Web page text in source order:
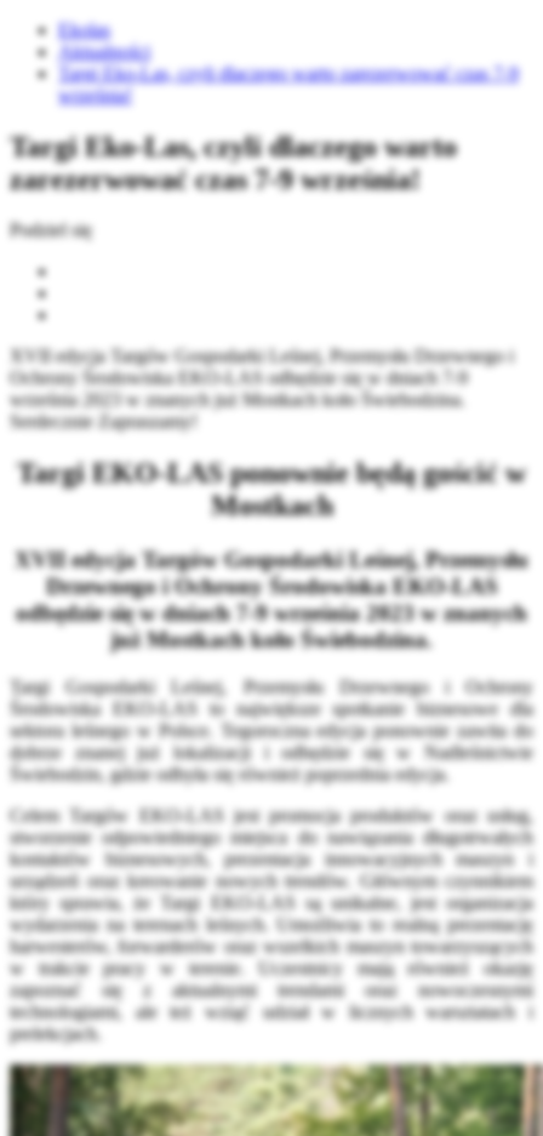
Ekolas
Aktualności
Targi Eko-Las, czyli dlaczego warto zarezerwować czas 7-9
września!
Targi Eko-Las, czyli dlaczego warto
zarezerwować czas 7-9 września!
Podziel się
XVII edycja Targów Gospodarki Leśnej, Przemysłu Drzewnego i
Ochrony Środowiska EKO-LAS odbędzie się w dniach 7-9
września 2023 w znanych już Mostkach koło Świebodzina.
Serdecznie Zapraszamy!
Targi EKO-LAS ponownie będą gościć w
Mostkach
XVII edycja Targów Gospodarki Leśnej, Przemysłu
Drzewnego i Ochrony Środowiska EKO-LAS
odbędzie się w dniach 7-9 września 2023 w znanych
już Mostkach koło Świebodzina.
Targi Gospodarki Leśnej, Przemysłu Drzewnego i Ochrony
Środowiska EKO-LAS to największe spotkanie biznesowe dla
sektora leśnego w Polsce. Tegoroczna edycja ponownie zawita do
dobrze znanej już lokalizacji i odbędzie się w Nadleśnictwie
Świebodzin, gdzie odbyła się również poprzednia edycja.
Celem Targów EKO-LAS jest promocja produktów oraz usług,
stworzenie odpowiedniego miejsca do nawiązania długotrwałych
kontaktów biznesowych, prezentacja innowacyjnych maszyn i
urządzeń oraz kreowanie nowych trendów. Głównym czynnikiem
który sprawia, że Targi EKO-LAS są unikalne, jest organizacja
wydarzenia na terenach leśnych. Umożliwia to realną prezentację
harwesterów, forwarderów oraz wszelkich maszyn towarzyszących
w trakcie pracy w terenie. Uczestnicy mają również okazję
zapoznać się z aktualnymi trendami oraz nowoczesnymi
technologiami, ale też wziąć udział w licznych warsztatach i
prelekcjach.